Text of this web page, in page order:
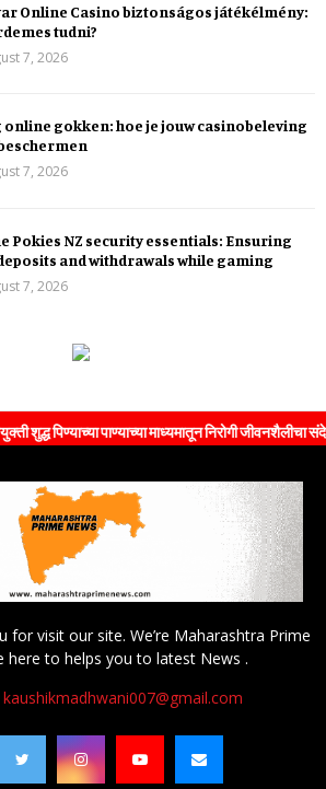
Online Casino biztonságos játékélmény:
tudni?
7, 2026
online gokken: hoe je jouw casinobeleving
7, 2026
Pokies NZ security essentials: Ensuring
and withdrawals while gaming
7, 2026
पाण्याच्या माध्यमातून निरोगी जीवनशैलीचा संदेश
for visit our site. We’re Maharashtra Prime
here to helps you to latest News .
kaushikmadhwani007@gmail.com